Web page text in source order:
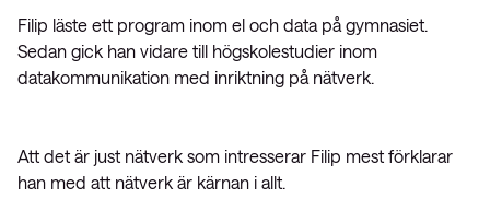
Filip läste ett program inom el och data på gymnasiet.
Sedan gick han vidare till högskolestudier inom
datakommunikation med inriktning på nätverk.
Att det är just nätverk som intresserar Filip mest förklarar
han med att nätverk är kärnan i allt.